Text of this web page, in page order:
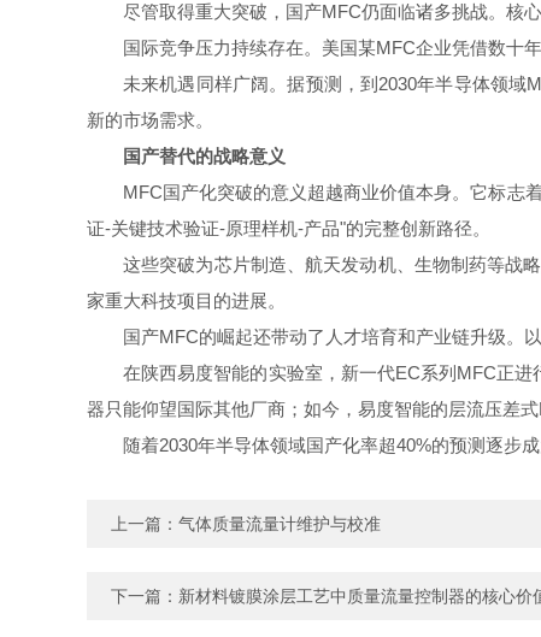
尽管取得重大突破，国产MFC仍面临诸多挑战。核
国际竞争压力持续存在。美国某MFC企业凭借数十
未来机遇同样广阔。据预测，到2030年半导体领
新的市场需求。
国产替代的战略意义
MFC国产化突破的意义超越商业价值本身。它标志
证-关键技术验证-原理样机-产品"的完整创新路径。
这些突破为芯片制造、航天发动机、生物制药等战
家重大科技项目的进展。
国产MFC的崛起还带动了人才培育和产业链升级。
在陕西易度智能的实验室，新一代EC系列MFC正
器只能仰望国际其他厂商；如今，易度智能的层流压差
随着2030年半导体领域国产化率超40%的预测逐步
上一篇： 气体质量流量计维护与校准
下一篇： 新材料镀膜涂层工艺中质量流量控制器的核心价